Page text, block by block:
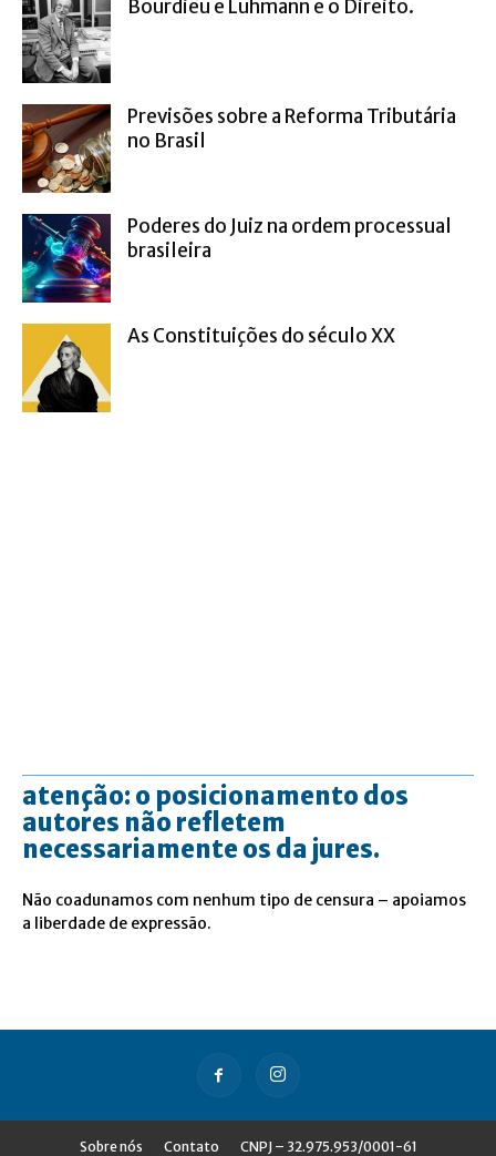
Bourdieu e Luhmann e o Direito.
Previsões sobre a Reforma Tributária
no Brasil
Poderes do Juiz na ordem processual
brasileira
As Constituições do século XX
atenção: o posicionamento dos
autores não refletem
necessariamente os da jures.
Não coadunamos com nenhum tipo de censura – apoiamos
a liberdade de expressão.
Sobre nós Contato CNPJ – 32.975.953/0001-61